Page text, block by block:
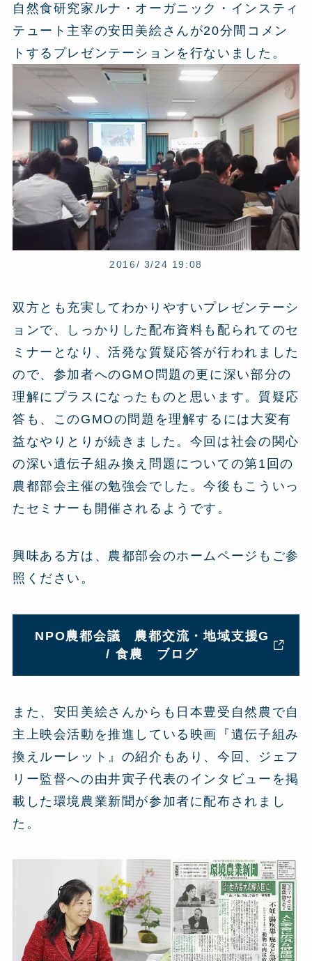
自然食研究家ルナ・オーガニック・インスティ
テュート主宰の安田美絵さんが20分間コメン
トするプレゼンテーションを行ないました。
2016/ 3/24 19:08
双方とも充実してわかりやすいプレゼンテーシ
ョンで、しっかりした配布資料も配られてのセ
ミナーとなり、活発な質疑応答が行われました
ので、参加者へのGMO問題の更に深い部分の
理解にプラスになったものと思います。質疑応
答も、このGMOの問題を理解するには大変有
益なやりとりが続きました。今回は社会の関心
の深い遺伝子組み換え問題についての第1回の
農都部会主催の勉強会でした。今後もこういっ
たセミナーも開催されるようです。
興味ある方は、農都部会のホームページもご参
照ください。
NPO農都会議 農都交流・地域支援G
/ 食農 ブログ
また、安田美絵さんからも日本豊受自然農で自
主上映会活動を推進している映画『遺伝子組み
換えルーレット』の紹介もあり、今回、ジェフ
リー監督への由井寅子代表のインタビューを掲
載した環境農業新聞が参加者に配布されまし
た。